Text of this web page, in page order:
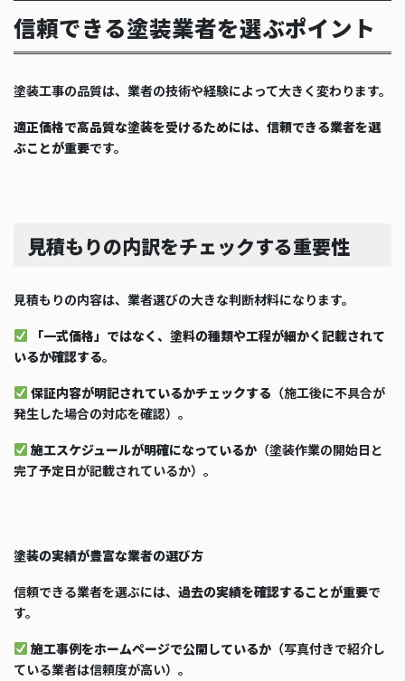
信頼できる塗装業者を選ぶポイント
塗装工事の品質は、業者の技術や経験によって大きく変わります。
適正価格で高品質な塗装を受けるためには、信頼できる業者を選
ぶことが重要です。
見積もりの内訳をチェックする重要性
見積もりの内容は、業者選びの大きな判断材料になります。
「一式価格」ではなく、塗料の種類や工程が細かく記載されて
いるか確認する。
保証内容が明記されているかチェックする （施工後に不具合が
発生した場合の対応を確認）。
施工スケジュールが明確になっているか（塗装作業の開始日と
完了予定日が記載されているか）。
塗装の実績が豊富な業者の選び方
信頼できる業者を選ぶには、 過去の実績を確認することが重要で
す。
施工事例をホームページで公開しているか（写真付きで紹介し
ている業者は信頼度が高い）。